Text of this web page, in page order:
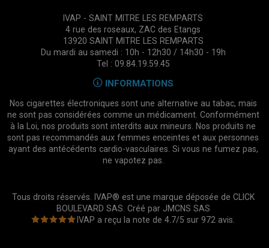
IVAP - SAINT MITRE LES REMPARTS
4 rue des roseaux, ZAC des Etangs
13920 SAINT MITRE LES REMPARTS
Du mardi au samedi : 10h - 12h30 / 14h30 - 19h
Tel : 09.84.19.59.45
INFORMATIONS
Nos cigarettes électroniques sont une alternative au tabac, mais
ne sont pas considérées comme un médicament. Conformément
à la Loi, nos produits sont interdits aux mineurs. Nos produits ne
sont pas recommandés aux femmes enceintes et aux personnes
ayant des antécédents cardio-vasculaires. Si vous ne fumez pas,
ne vapotez pas.
Tous droits réservés. IVAP® est une marque déposée de CLICK
BOULEVARD SAS. Créé par JMCNS SAS
IVAP a reçu la note de4.7/5 sur972 avis.